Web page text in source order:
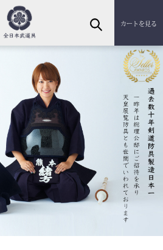
カートを見る